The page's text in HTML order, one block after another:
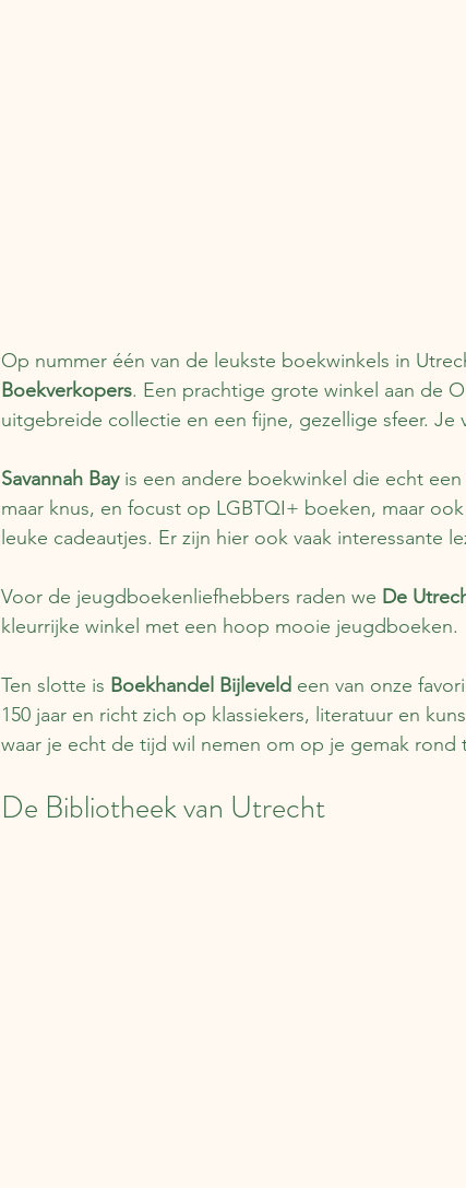
Op nummer één van de leukste boekwinkels in
Boekverkopers. Een prachtige grote winkel aan de
uitgebreide collectie en een fijne, gezellige sfeer. Je
Savannah Bay is een andere boekwinkel die echt
maar knus, en focust op LGBTQI+ boeken, maar
leuke cadeautjes. Er zijn hier ook vaak interessante
Voor de jeugdboekenliefhebbers raden we De
kleurrijke winkel met een hoop mooie jeugdboeken.
Ten slotte is Boekhandel Bijleveld een van onze
150 jaar en richt zich op klassiekers, literatuur en
waar je echt de tijd wil nemen om op je gemak rond
De Bibliotheek van Utrecht